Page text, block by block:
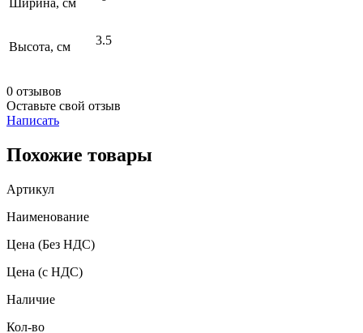
Ширина, см
Высота, см 3.5
0 отзывов
Оставьте свой отзыв
Написать
Похожие товары
Артикул
Наименование
Цена (Без НДС)
Цена (с НДС)
Наличие
Кол-во